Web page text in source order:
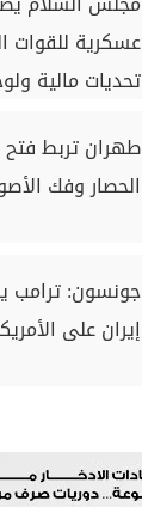
عسكرية للقوات
تحديات مالية
طهران تربط فتح
الحصار وفك
جونسون: ترامب
إيران على